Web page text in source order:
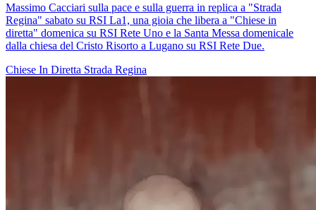
Massimo Cacciari sulla pace e sulla guerra in replica a "Strada
Regina" sabato su RSI La1, una gioia che libera a "Chiese in
diretta" domenica su RSI Rete Uno e la Santa Messa domenicale
dalla chiesa del Cristo Risorto a Lugano su RSI Rete Due.
Chiese In Diretta Strada Regina